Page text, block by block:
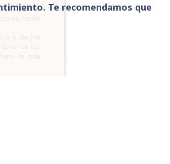
Te recomendamos que